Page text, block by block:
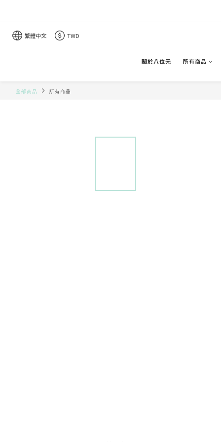
繁體中文 TWD
關於八位元 所有商品
全部商品 所有商品